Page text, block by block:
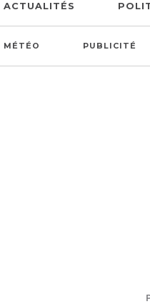
ACTUALITÉS
MÉTÉO PUBLICITÉ